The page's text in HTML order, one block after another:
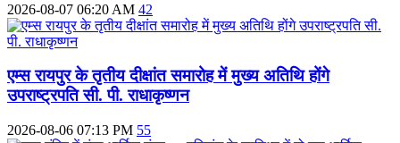
2026-08-07 06:20 AM 42
एम्स रायपुर के तृतीय दीक्षांत समारोह में मुख्य अतिथि होंगे
उपराष्ट्रपति सी. पी. राधाकृष्णन
2026-08-06 07:13 PM 55